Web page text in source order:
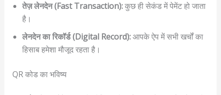
तेज़ लेनदेन (Fast Transaction):कुछ ही सेकंड में पेमेंट हो जाता
है।
लेनदेन का रिकॉर्ड (Digital Record):आपके ऐप में सभी खर्चों का
हिसाब हमेशा मौजूद रहता है।
QR कोड का भविष्य